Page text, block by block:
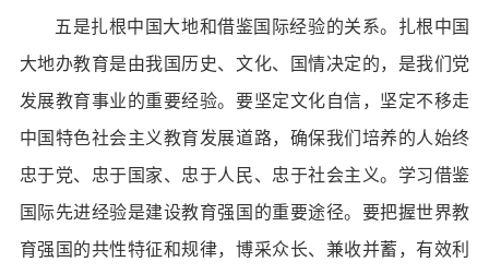
五是扎根中国大地和借鉴国际经验的关系。扎根中国
大地办教育是由我国历史、文化、国情决定的，是我们党
发展教育事业的重要经验。要坚定文化自信，坚定不移走
中国特色社会主义教育发展道路，确保我们培养的人始终
忠于党、忠于国家、忠于人民、忠于社会主义。学习借鉴
国际先进经验是建设教育强国的重要途径。要把握世界教
育强国的共性特征和规律，博采众长、兼收并蓄，有效利